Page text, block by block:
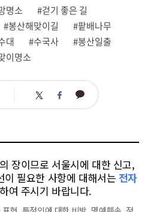
명소
#걷기 좋은 길
#봉산해맞이길
#팥배나무
대 #수국사
#봉산일출
이명소
트 페 카
장이므로 서울시에 대한 신고,
필요한 사항에 대해서는 전자
하여 주시기 바랍니다.